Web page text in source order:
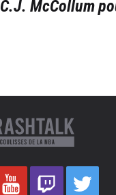
C.J. McCollum